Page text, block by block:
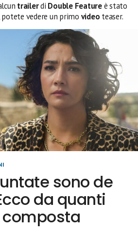
trailerdi Double Featureè stato
potete vedere un primo video teaser.
sono de
da quanti